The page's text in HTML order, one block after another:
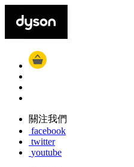
關注我們
facebook
twitter
youtube